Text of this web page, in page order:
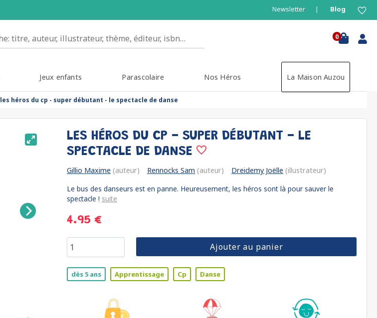
Newsletter Blog
0
Jeux enfants Parascolaire Nos Héros La Maison Auzou
les héros du cp - super débutant - le spectacle de danse
LES HÉROS DU CP - SUPER DÉBUTANT - LE
SPECTACLE DE DANSE
Gillio Maxime (auteur) Rennocks Sam (auteur) Dreidemy Joëlle (illustrateur)
Le bus des danseurs est en panne. Heureusement, les héros sont là pour sauver le
spectacle ! suite
4.95 €
Ajouter au panier
dès 5 ans Apprentissage Cp Danse